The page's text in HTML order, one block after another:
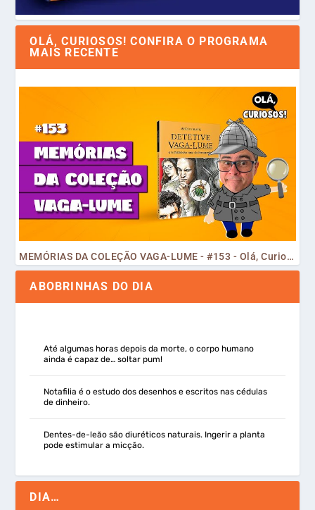
OLÁ, CURIOSOS! CONFIRA O PROGRAMA
MAIS RECENTE
MEMÓRIAS DA COLEÇÃO VAGA-LUME - #153 - Olá, Curiosos! 2023
ABOBRINHAS DO DIA
Até algumas horas depois da morte, o corpo humano
ainda é capaz de… soltar pum!
Notafilia é o estudo dos desenhos e escritos nas cédulas
de dinheiro.
Dentes-de-leão são diuréticos naturais. Ingerir a planta
pode estimular a micção.
DIA…